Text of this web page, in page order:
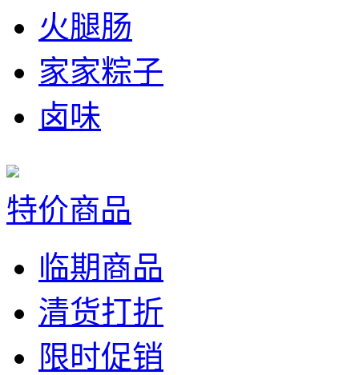
火腿肠
家家粽子
卤味
特价商品
临期商品
清货打折
限时促销